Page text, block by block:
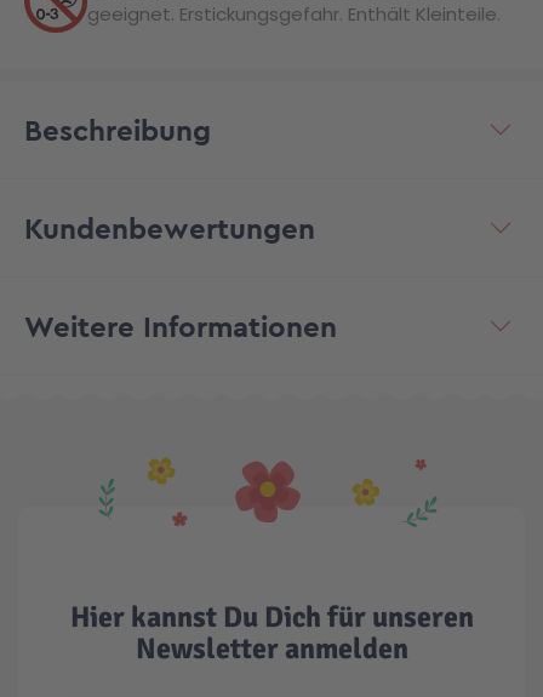
geeignet. Erstickungsgefahr. Enthält Kleinteile.
Beschreibung
Kundenbewertungen
Weitere Informationen
Hier kannst Du Dich für unseren
Newsletter anmelden